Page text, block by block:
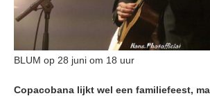
BLUM op 28 juni om 18 uur
Copacobana lijkt wel een familiefeest,